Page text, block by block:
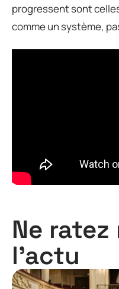
progressent sont
comme un système,
Ne
l'actu